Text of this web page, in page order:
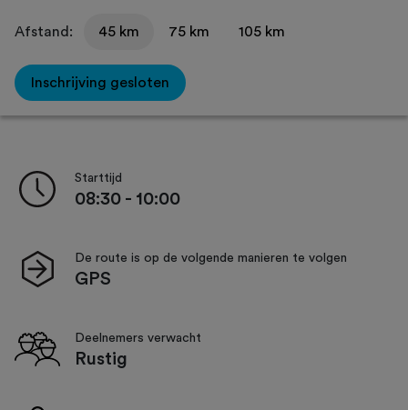
Afstand: 45 km 75 km 105 km
Inschrijving gesloten
Starttijd
08:30 - 10:00
De route is op de volgende manieren te volgen
GPS
Deelnemers verwacht
Rustig